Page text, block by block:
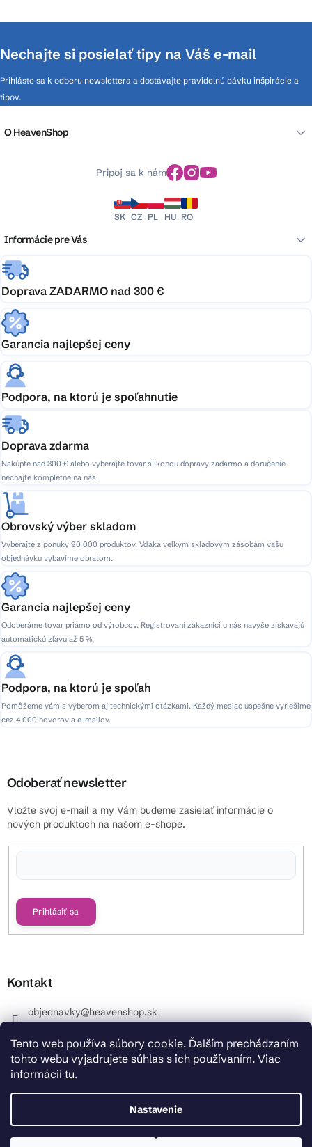
Tento web používa súbory cookie. Ďalším prechádzaním
tohto webu vyjadrujete súhlas s ich používaním. Viac
informácií tu.
Nastavenie
Nechajte si posielať tipy na Váš e-mail
Prihláste sa k odberu newslettera a dostávajte pravidelnú dávku inšpirácie a
tipov.
O HeavenShop
Pripoj sa k nám
SK CZ PL HU RO
Informácie pre Vás
Doprava ZADARMO nad 300 €
Garancia najlepšej ceny
Podpora, na ktorú je spoľahnutie
Doprava zdarma
Nakúpte nad 300 € alebo vyberajte tovar s ikonou dopravy zadarmo a doručenie
nechajte kompletne na nás.
Obrovský výber skladom
Vyberajte z ponuky 90 000 produktov. Vďaka veľkým skladovým zásobám vašu
objednávku vybavíme obratom.
Garancia najlepšej ceny
Odoberáme tovar priamo od výrobcov. Registrovaní zákazníci u nás navyše získavajú
automatickú zľavu až 5 %.
Podpora, na ktorú je spoľah
Pomôžeme vám s výberom aj technickými otázkami. Každý mesiac úspešne vyriešime
cez 4 000 hovorov a e-mailov.
Odoberať newsletter
Vložte svoj e-mail a my Vám budeme zasielať informácie o
nových produktoch na našom e-shope.
Prihlásiť sa
Kontakt
objednavky@heavenshop.sk
_Info objednávky : +421 914 399 399 Pracovné dni od
8.00 hod. do 12.00 . REKLAMÁCIE : +421 914 399 399
HeavenShop.sk
HeavenShop.sk